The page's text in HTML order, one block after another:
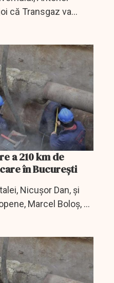
că Transgaz va
tehnică pe
a 210 km de
în București
Nicuşor Dan, şi
Marcel Boloş, au
în